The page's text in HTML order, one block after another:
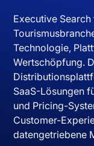
Executive
Technologie,
Wertschöpfung.
SaaS-Lösungen
und Pricing-
Customer-
datengetriebene